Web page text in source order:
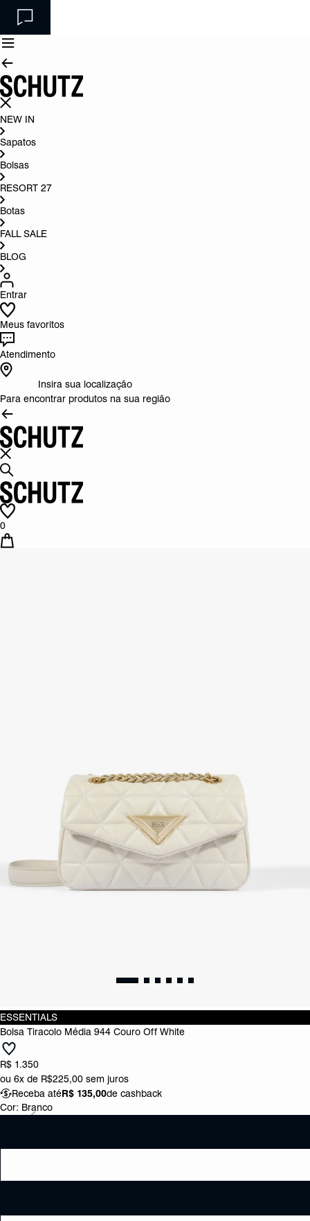
NEW IN
Sapatos
Bolsas
RESORT 27
Botas
FALL SALE
BLOG
Entrar
Meus favoritos
Atendimento
Insira sua localização
Para encontrar produtos na sua região
0
ESSENTIALS
Bolsa Tiracolo Média 944 Couro Off White
R$ 1.350
ou 6x de R$225,00 sem juros
Receba atéR$ 135,00de cashback
Cor: Branco